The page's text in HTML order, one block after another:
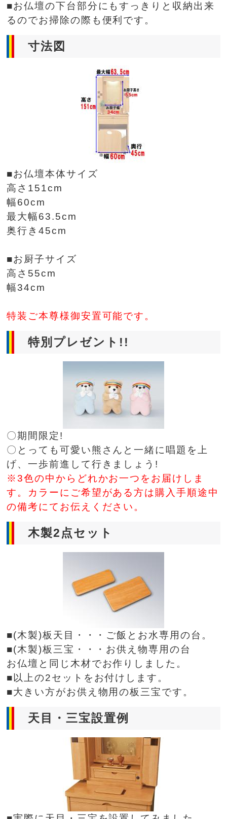
■お仏壇の下台部分にもすっきりと収納出来
るのでお掃除の際も便利です。
寸法図
■お仏壇本体サイズ
高さ151cm
幅60cm
最大幅63.5cm
奥行き45cm
■お厨子サイズ
高さ55cm
幅34cm
特装ご本尊様御安置可能です。
特別プレゼント!!
〇期間限定!
〇とっても可愛い熊さんと一緒に唱題を上
げ、一歩前進して行きましょう!
※3色の中からどれかお一つをお届けしま
す。カラーにご希望がある方は購入手順途中
の備考にてお伝えください。
木製2点セット
■(木製)板天目・・・ご飯とお水専用の台。
■(木製)板三宝・・・お供え物専用の台
お仏壇と同じ木材でお作りしました。
■以上の2セットをお付けします。
■大きい方がお供え物用の板三宝です。
天目・三宝設置例